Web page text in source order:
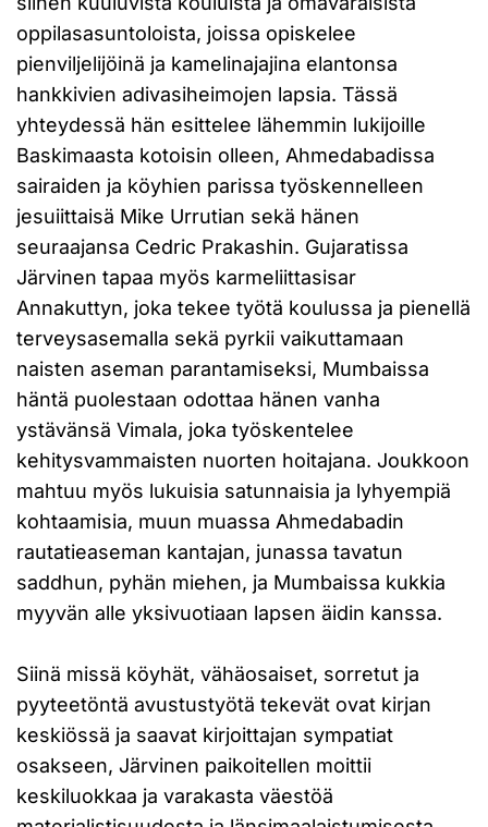
oppilasasuntoloista, joissa opiskelee
pienviljelijöinä ja kamelinajajina elantonsa
hankkivien adivasiheimojen lapsia. Tässä
yhteydessä hän esittelee lähemmin lukijoille
Baskimaasta kotoisin olleen, Ahmedabadissa
sairaiden ja köyhien parissa työskennelleen
jesuiittaisä Mike Urrutian sekä hänen
seuraajansa Cedric Prakashin. Gujaratissa
Järvinen tapaa myös karmeliittasisar
Annakuttyn, joka tekee työtä koulussa ja pienellä
terveysasemalla sekä pyrkii vaikuttamaan
naisten aseman parantamiseksi, Mumbaissa
häntä puolestaan odottaa hänen vanha
ystävänsä Vimala, joka työskentelee
kehitysvammaisten nuorten hoitajana. Joukkoon
mahtuu myös lukuisia satunnaisia ja lyhyempiä
kohtaamisia, muun muassa Ahmedabadin
rautatieaseman kantajan, junassa tavatun
saddhun, pyhän miehen, ja Mumbaissa kukkia
myyvän alle yksivuotiaan lapsen äidin kanssa.
Siinä missä köyhät, vähäosaiset, sorretut ja
pyyteetöntä avustustyötä tekevät ovat kirjan
keskiössä ja saavat kirjoittajan sympatiat
osakseen, Järvinen paikoitellen moittii
keskiluokkaa ja varakasta väestöä